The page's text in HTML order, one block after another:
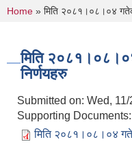
You are here
Home » मिति २०८१।०८।०४
मिति
निर्णयहरु
Submitted on: Wed,
Supporting Documents:
मिति २०८१।०८।०४